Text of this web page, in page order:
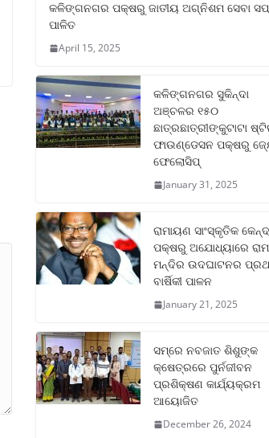
କଳିଙ୍ଗନଗର ପକ୍ଷରୁ ଜାତୀୟ ଅଗ୍ନିଶମ ସେବା
ପାଳିତ
April 15, 2025
କଳିଙ୍ଗନଗର ସୁକିନ୍ଦା
ଅଞ୍ଚଳର ୧୫୦
ଛାତ୍ରଛାତ୍ରୀଙ୍କୁଟାଟା
ଫାଉଣ୍ଡେସନ ପକ୍ଷରୁ
ଫେଲୋସିପ୍‌
January 31, 2025
ରାମାୟଣ ସାଂସ୍କୃତିକ
ପକ୍ଷରୁ ଅଯୋଧ୍ୟାରେ ରାମ
ମନ୍ଦିର ଉଦଘାଟନର
ବାର୍ଷିକୀ ପାଳନ
January 21, 2025
ସମ୍‌ରେ ନବଜାତ ଶିଶୁଙ୍କ
କ୍ଷେତ୍ରରେ ପୁର୍ନଜୀବନ
ପ୍ରଶିକ୍ଷଣ କାର୍ଯ୍ୟକ୍ରମ
ଆୟୋଜିତ
December 26, 2024